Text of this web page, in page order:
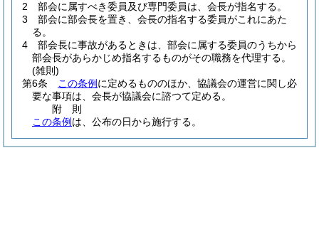
2
部会に属すべき委員及び専門委員は、会長が指名する。
3
部会に部会長を置き、会長の指名する委員がこれにあた
る。
4
部会長に事故があるときは、部会に属する委員のうちから
部会長があらかじめ指名するものがその職務を代理する。
(雑則)
第6条
この条例 に定めるもののほか、協議会の運営に関し必
要な事項は、会長が協議会に諮つて定める。
附 則
この条例 は、公布の日から施行する。